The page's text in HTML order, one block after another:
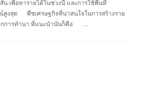
เพื่อหารายได้ในช่วงนี้ และการใช้พื้นที่
น์สูงสุด พืชเศรษฐกิจที่น่าสนใจในการสร้างราย
ากการทำนา ที่แนะนำนั่นก็คือ …